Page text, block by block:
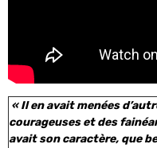
« Il en avait menées
courageuses et des
avait son caractère, que